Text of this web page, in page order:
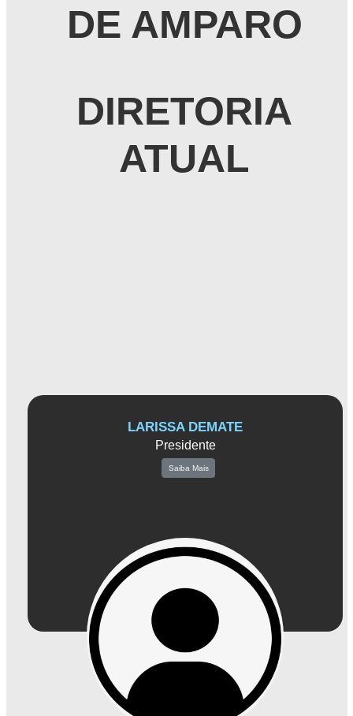
DE AMPARO
DIRETORIA
ATUAL
LARISSA DEMATE
Presidente
Saiba Mais
experiência em gestão empresarial, ela está preparada para enfrentar desafios e
encontrar soluções inovadoras
Larissa é impulsionada pelo desejo de unir os empresários de Amparo e trabalha
incansavelmente para criar um ambiente que estimule o crescimento econômico
da região. Sua capacidade de conectar pessoas e ideias desempenha um papel
fundamental em impulsionar o progresso e a prosperidade dos negócios locais.